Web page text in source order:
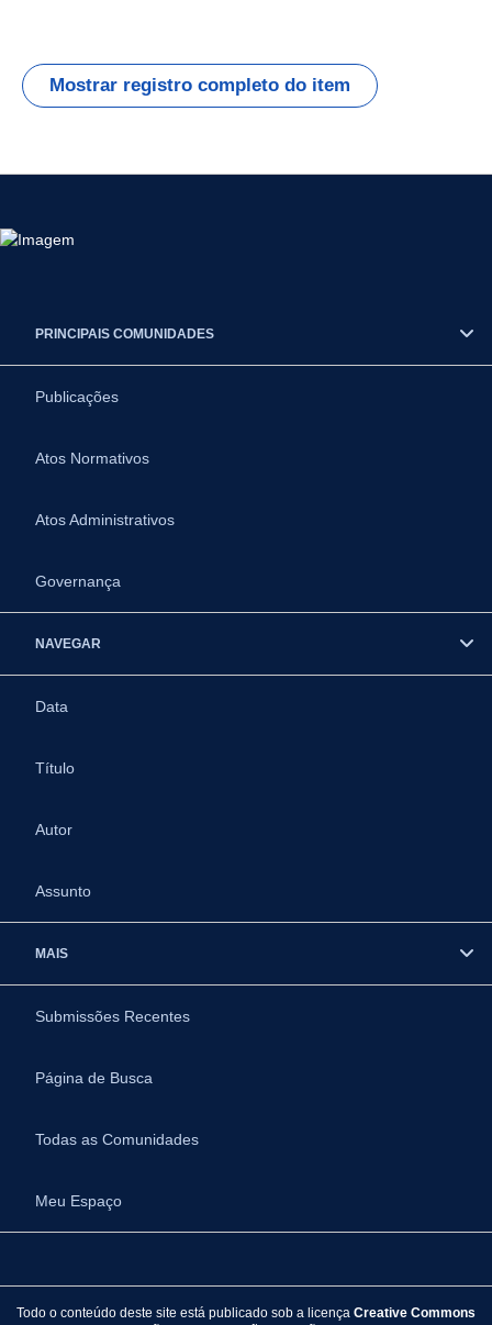
Mostrar registro completo do item
PRINCIPAIS COMUNIDADES
Publicações
Atos Normativos
Atos Administrativos
Governança
NAVEGAR
Data
Título
Autor
Assunto
MAIS
Submissões Recentes
Página de Busca
Todas as Comunidades
Meu Espaço
Todo o conteúdo deste site está publicado sob a licença Creative Commons